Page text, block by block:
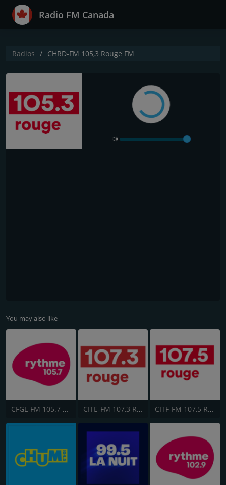
Radio FM Canada
Radios CHRD-FM 105,3 Rouge FM
You may also like
CFGL-FM 105.7 Rythme FM CITE-FM 107,3 Rouge FM CITF-FM 107,5 Rouge FM